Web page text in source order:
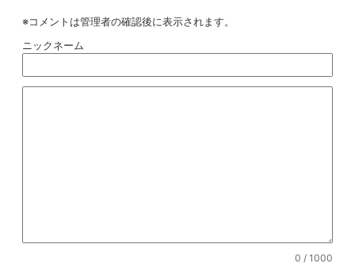
※コメントは管理者の確認後に表示されます。
ニックネーム
0 / 1000